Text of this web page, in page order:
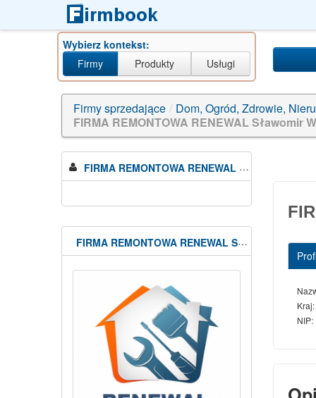
Wybierz kontekst:
Firmy
Produkty Usługi
ul. Schulza Brunona 28,
Firmy sprzedające / Dom, Ogród, Zdrowie,
FIRMA REMONTOWA RENEWAL Sławomir
FIRMA REMONTOWA RENEWAL Slawomir Wal
FIRMA REMONTOWA RENEWAL Sławomir Wal
Kraj:
NIP: